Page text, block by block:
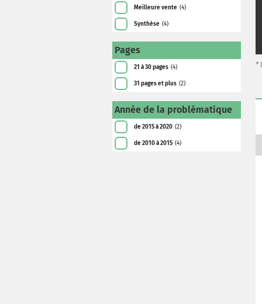
*
Meilleure vente (4)
Synthèse (4)
Pages
21 à 30 pages (4)
31 pages et plus (2)
Année de la problématique
de 2015 à 2020 (2)
de 2010 à 2015 (4)